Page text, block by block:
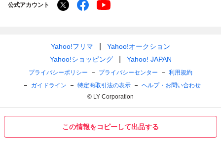
この情報をコピーして出品する
公式アカウント
Yahoo!フリマ
Yahoo!オークション
Yahoo!ショッピング
Yahoo! JAPAN
プライバシーポリシー プライバシーセンター
利用規約
ガイドライン
特定商取引法の表示
ヘルプ・お問い合わせ
© LY Corporation